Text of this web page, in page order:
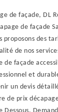
de façade, DL
de façade
proposons des
de nos
de façade
et
un devis
de prix